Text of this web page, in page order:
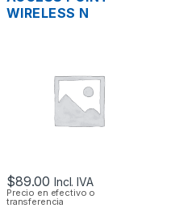
WIRELESS N
$89.00 Incl. IVA
Precio en efectivo o
transferencia